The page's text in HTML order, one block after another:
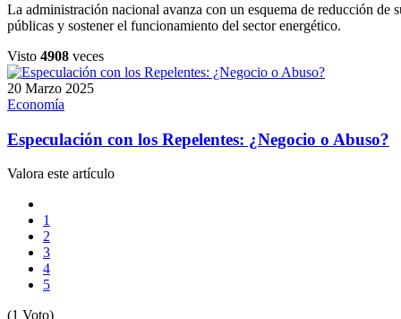
La administración nacional avanza con un esquema de reducción de
públicas y sostener el funcionamiento del sector energético.
Visto 4908 veces
20 Marzo 2025
Economía
Especulación con los Repelentes: ¿Negocio o Abuso?
Valora este artículo
1
2
3
4
5
(1 Voto)